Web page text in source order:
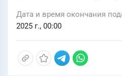
попутного
«Усинскнефтегаз»,
Усинск, ул.
центральный
Дата и время окончания
2025 г., 00:00